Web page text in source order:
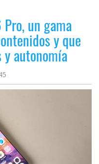
un gama
y que
autonomía